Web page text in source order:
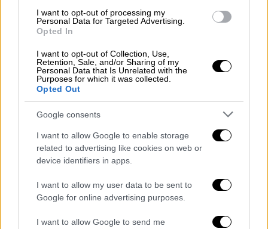
I want to opt-out of processing my
Personal Data for Targeted Advertising.
Opted In
I want to opt-out of Collection, Use,
Retention, Sale, and/or Sharing of my
Personal Data that Is Unrelated with the
Purposes for which it was collected.
Opted Out
Google consents
I want to allow Google to enable storage
related to advertising like cookies on web or
device identifiers in apps.
I want to allow my user data to be sent to
Google for online advertising purposes.
I want to allow Google to send me
ΑΛΛΑ #TAGS
θάνατος
Premier League
Ντιέγκο Μαραντόνα
Φιντέλ Κάστρο
ειδήσεις τώρα